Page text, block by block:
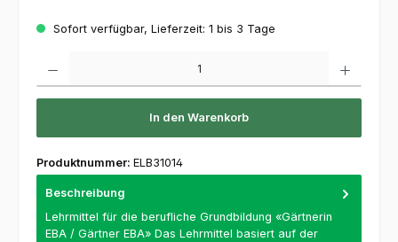
Sofort verfügbar, Lieferzeit: 1 bis 3 Tage
In den Warenkorb
Produktnummer: ELB31014
Beschreibung
Lehrmittel für die berufliche Grundbildung «Gärtnerin
EBA / Gärtner EBA» Das Lehrmittel basiert auf der